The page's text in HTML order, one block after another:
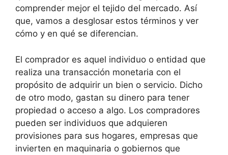
comprender mejor el tejido del mercado. Así
que, vamos a desglosar estos términos y ver
cómo y en qué se diferencian.
El comprador es aquel individuo o entidad que
realiza una transacción monetaria con el
propósito de adquirir un bien o servicio. Dicho
de otro modo, gastan su dinero para tener
propiedad o acceso a algo. Los compradores
pueden ser individuos que adquieren
provisiones para sus hogares, empresas que
invierten en maquinaria o gobiernos que